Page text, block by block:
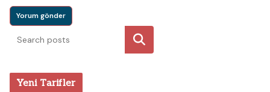
Ara
Yeni Tarifler